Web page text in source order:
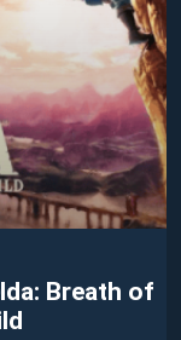
Breath of